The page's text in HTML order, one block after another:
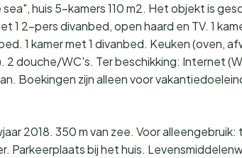
huis 5-kamers 110 m2. Het objekt is
1 2-pers divanbed, open haard en TV. 1
1 kamer met 1 divanbed. Keuken (oven,
douche/WC's. Ter beschikking: Internet
Boekingen zijn alleen voor
2018. 350 m van zee. Voor
Parkeerplaats bij het huis.